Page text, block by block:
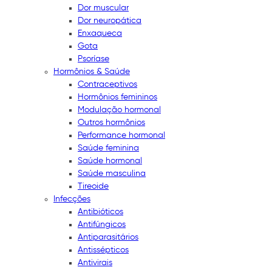
Dor muscular
Dor neuropática
Enxaqueca
Gota
Psoríase
Hormônios & Saúde
Contraceptivos
Hormônios femininos
Modulação hormonal
Outros hormônios
Performance hormonal
Saúde feminina
Saúde hormonal
Saúde masculina
Tireoide
Infecções
Antibióticos
Antifúngicos
Antiparasitários
Antissépticos
Antivirais